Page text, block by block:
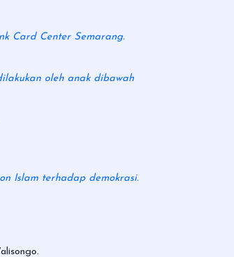
Card Center Semarang.
oleh anak dibawah
Islam terhadap demokrasi.